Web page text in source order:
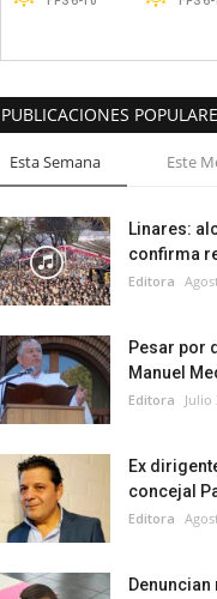
PUBLICACIONES
Esta Semana Este
Linares:
confirma
Editora
Pesar por
Manuel
Editora Julio
Ex
concejal
Editora